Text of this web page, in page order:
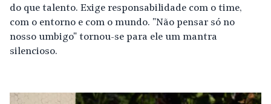
do que talento. Exige responsabilidade com o time,
com o entorno e com o mundo. "Não pensar só no
nosso umbigo" tornou-se para ele um mantra
silencioso.